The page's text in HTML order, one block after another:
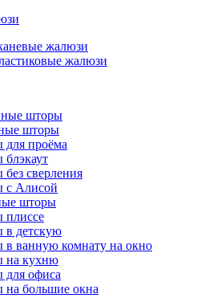
жалюзи
жалюзи
шторы
шторы
проёма
сверления
с Алисой
шторы
плиссе
в детскую
ванную комнату на окно
на кухню
офиса
большие окна